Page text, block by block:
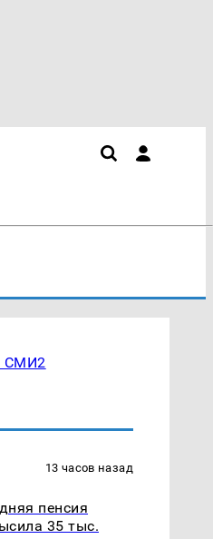
СМИ2
13 часов назад
пенсия
35 тыс.